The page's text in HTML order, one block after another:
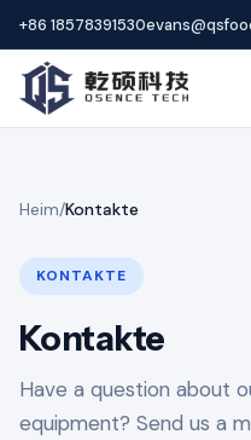
+86 18578391530
Heim/Kontakte
KONTAKTE
Kontakte
Have a question about
equipment? Send us a